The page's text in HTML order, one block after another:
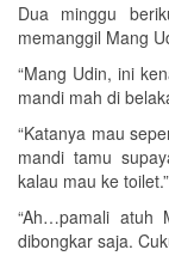
Dua minggu
memanggil Mang
“Mang Udin, ini
mandi mah di
“Katanya mau
mandi tamu
kalau mau ke toilet.”
“Ah…pamali atuh
dibongkar saja.